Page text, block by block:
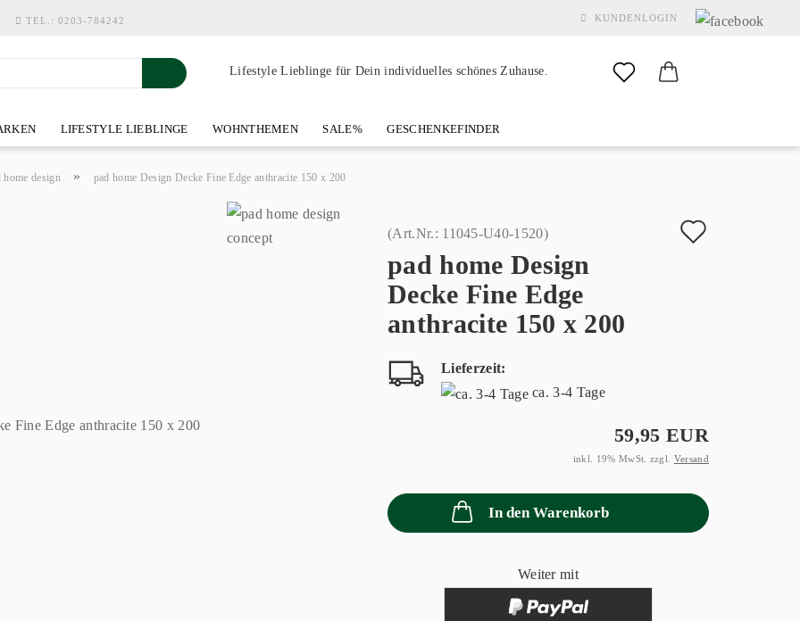
KUNDENLOGIN
Konto erstellen
TEL.: 0203-784242
Lifestyle Lieblinge für Dein individuelles schönes Zuhause.
LIFESTYLE LIEBLINGE WOHNTHEMEN SALE% GESCHENKEFINDER
home design » pad home Design Decke Fine Edge anthracite 150 x 200
(Art.Nr.: 11045-U40-1520)
pad home Design
Decke Fine Edge
anthracite 150 x 200
Lieferzeit:
ca. 3-4 Tage
59,95 EUR
inkl. 19% MwSt. zzgl. Versand
In den Warenkorb
Weiter mit